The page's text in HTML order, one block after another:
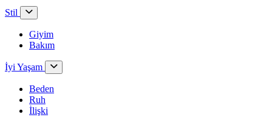
Stil
Giyim
Bakım
İyi Yaşam
Beden
Ruh
İlişki